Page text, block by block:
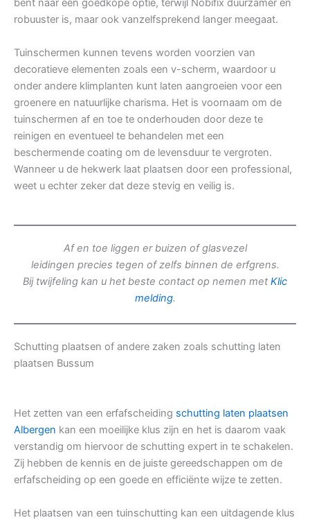
bent naar een goedkope optie, terwijl Nobifix duurzamer en
robuuster is, maar ook vanzelfsprekend langer meegaat.
Tuinschermen kunnen tevens worden voorzien van
decoratieve elementen zoals een v-scherm, waardoor u
onder andere klimplanten kunt laten aangroeien voor een
groenere en natuurlijke charisma. Het is voornaam om de
tuinschermen af en toe te onderhouden door deze te
reinigen en eventueel te behandelen met een
beschermende coating om de levensduur te vergroten.
Wanneer u de hekwerk laat plaatsen door een professional,
weet u echter zeker dat deze stevig en veilig is.
Af en toe liggen er buizen of glasvezel
leidingen precies tegen of zelfs binnen de erfgrens.
Bij twijfeling kan u het beste contact op nemen met Klic
melding.
Schutting plaatsen of andere zaken zoals schutting laten
plaatsen Bussum
Het zetten van een erfafscheiding schutting laten plaatsen
Albergen kan een moeilijke klus zijn en het is daarom vaak
verstandig om hiervoor de schutting expert in te schakelen.
Zij hebben de kennis en de juiste gereedschappen om de
erfafscheiding op een goede en efficiënte wijze te zetten.
Het plaatsen van een tuinschutting kan een uitdagende klus